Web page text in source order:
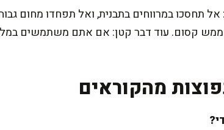
תחסכו במרווחים בתבנית, ואל תפחדו מחום
ממש קסום. עוד דבר קטן: אם אתם משתמשים
מהקוראים